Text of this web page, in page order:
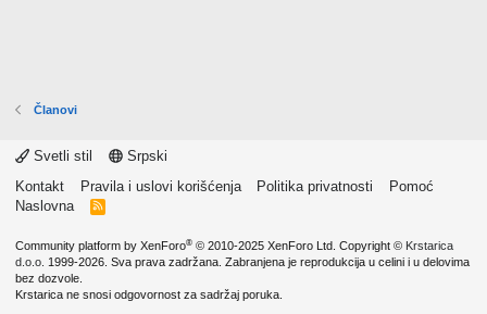
Članovi
Svetli stil
Srpski
Kontakt
Pravila i uslovi korišćenja Politika privatnosti
Pomoć
Naslovna
R
Community platform by XenForo® © 2010-2025 XenForo Ltd. Copyright © Krstarica
d.o.o. 1999-2026. Sva prava zadržana. Zabranjena je reprodukcija u celini i u delovima
bez dozvole.
Krstarica ne snosi odgovornost za sadržaj poruka.